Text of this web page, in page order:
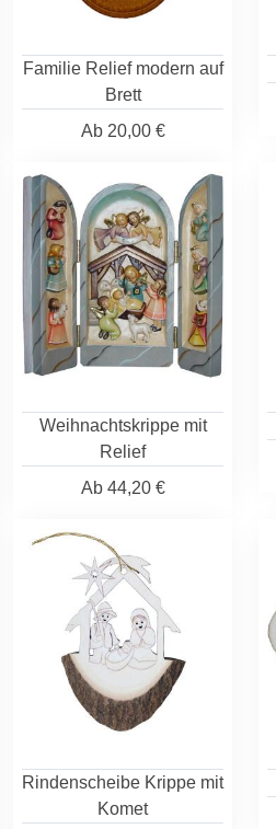
Familie Relief modern auf
Brett
Ab20,00 €
Weihnachtskrippe mit
Relief
Ab44,20 €
Rindenscheibe Krippe mit
Komet